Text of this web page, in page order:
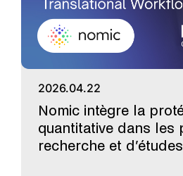
2026.04.22
Nomic intègre la
quantitative dans les
recherche et